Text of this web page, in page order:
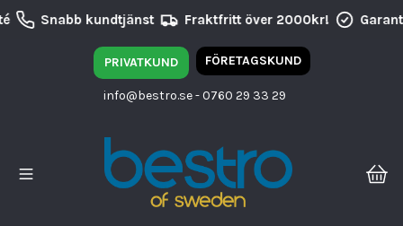
Snabb kundtjänst Fraktfritt över 2000kr!
PRIVATKUND FÖRETAGSKUND
info@bestro.se- 0760 29 33 29